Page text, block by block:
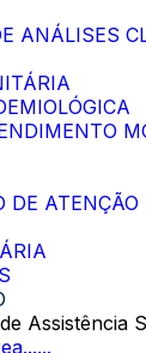
ANÁLISES
DE
Assistência